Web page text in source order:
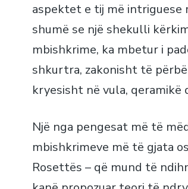
aspektet e tij më intriguese
shumë se një shekulli
mbishkrime, ka mbetur i
shkurtra, zakonisht të
kryesisht në vula, qeramikë
Një nga pengesat më të
mbishkrimeve më të gjata
Rosettës – që mund të